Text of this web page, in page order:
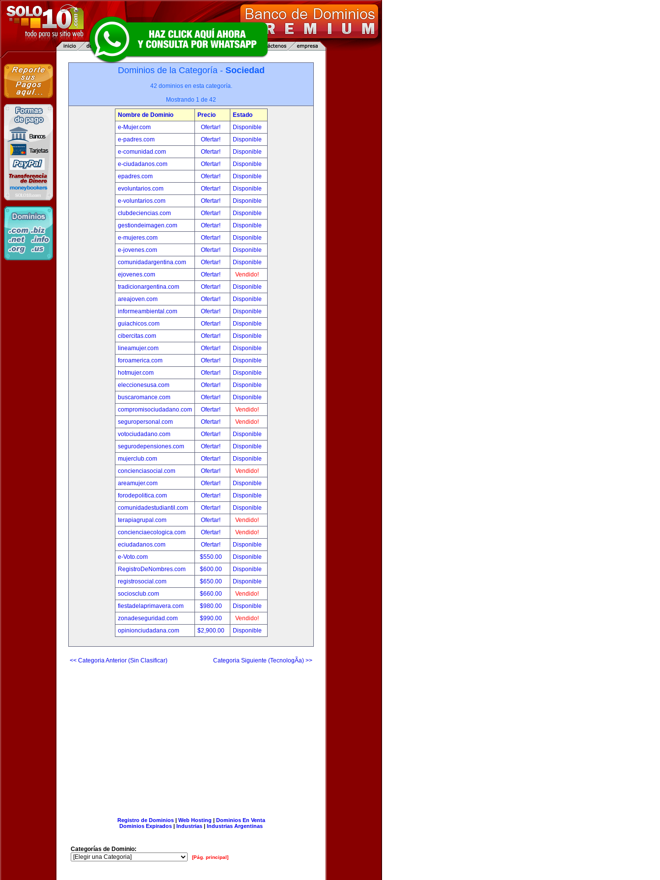
Dominios de la Categoría - Sociedad
42 dominios en esta categoría.
Mostrando 1 de 42
Nombre de Dominio Precio
Estado
e-Mujer.com
Ofertar!
Disponible
e-padres.com
Ofertar!
Disponible
e-comunidad.com
Ofertar!
Disponible
e-ciudadanos.com
Ofertar!
Disponible
epadres.com
Ofertar!
Disponible
evoluntarios.com
Ofertar!
Disponible
e-voluntarios.com
Ofertar!
Disponible
clubdeciencias.com
Ofertar!
Disponible
gestiondeimagen.com
Ofertar!
Disponible
e-mujeres.com
Ofertar!
Disponible
e-jovenes.com
Ofertar!
Disponible
comunidadargentina.com
Ofertar!
Disponible
ejovenes.com
Ofertar!
Vendido!
tradicionargentina.com
Ofertar!
Disponible
areajoven.com
Ofertar!
Disponible
informeambiental.com
Ofertar!
Disponible
guiachicos.com
Ofertar!
Disponible
cibercitas.com
Ofertar!
Disponible
lineamujer.com
Ofertar!
Disponible
foroamerica.com
Ofertar!
Disponible
hotmujer.com
Ofertar!
Disponible
eleccionesusa.com
Ofertar!
Disponible
buscaromance.com
Ofertar!
Disponible
compromisociudadano.com
Ofertar!
Vendido!
seguropersonal.com
Ofertar!
Vendido!
votociudadano.com
Ofertar!
Disponible
segurodepensiones.com
Ofertar!
Disponible
mujerclub.com
Ofertar!
Disponible
concienciasocial.com
Ofertar!
Vendido!
areamujer.com
Ofertar!
Disponible
forodepolitica.com
Ofertar!
Disponible
comunidadestudiantil.com
Ofertar!
Disponible
terapiagrupal.com
Ofertar!
Vendido!
concienciaecologica.com
Ofertar!
Vendido!
eciudadanos.com
Ofertar!
Disponible
e-Voto.com
$550.00
Disponible
RegistroDeNombres.com
$600.00
Disponible
registrosocial.com
$650.00
Disponible
sociosclub.com
$660.00
Vendido!
fiestadelaprimavera.com
$980.00
Disponible
zonadeseguridad.com
$990.00
Vendido!
opinionciudadana.com
$2,900.00 Disponible
<< Categoria Anterior (Sin Clasificar) Categoria Siguiente (TecnologÃ­a) >>
Registro de Dominios| Web Hosting | Dominios En Venta
Dominios Expirados | Industrias | Industrias Argentinas
Categorías de Dominio:
[Pág. principal]